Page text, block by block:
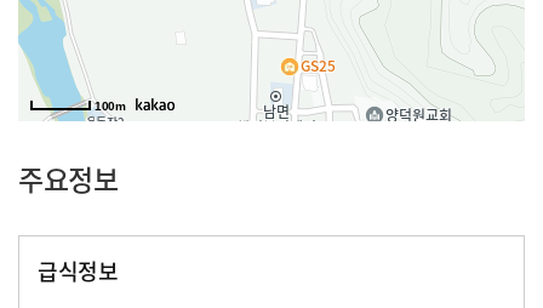
100m
주요정보
급식정보